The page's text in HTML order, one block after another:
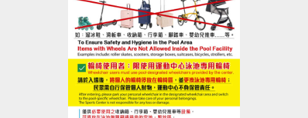
如有任何疑慮或發現疑似假訊息，請立即與本中心查
歡迎私訊小編、來電洽詢(02)6637-1800，或至本中心